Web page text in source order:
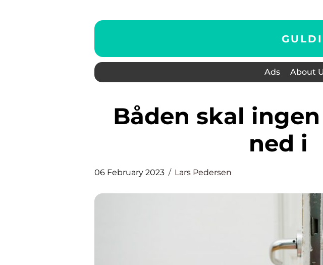
Ads About
Båden skal ingen uønskede
ned i
06 February 2023 Lars Pedersen